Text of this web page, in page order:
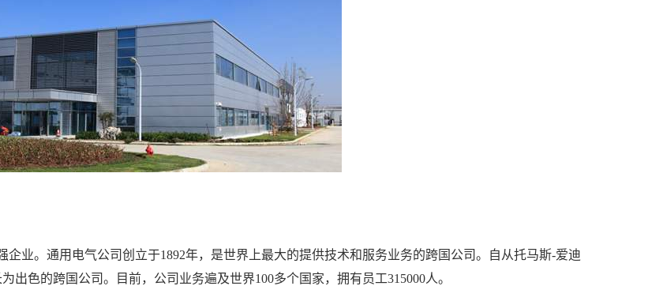
企业。通用电气公司创立于1892年，是世界上最大的提供技术和服务业务的跨国公司。自从托马斯-爱迪
出色的跨国公司。目前，公司业务遍及世界100多个国家，拥有员工315000人。